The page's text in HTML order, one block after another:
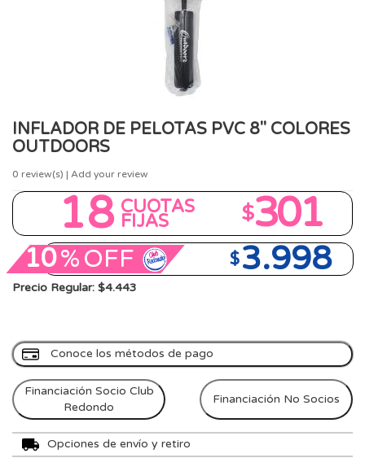
INFLADOR DE PELOTAS PVC 8" COLORES
OUTDOORS
0 review(s) | Add your review
18 CUOTAS
FIJAS $301
10%OFF $3.998
Precio Regular: $4.443
Conoce los métodos de pago
Financiación Socio Club
Redondo
Financiación No Socios
Opciones de envío y retiro